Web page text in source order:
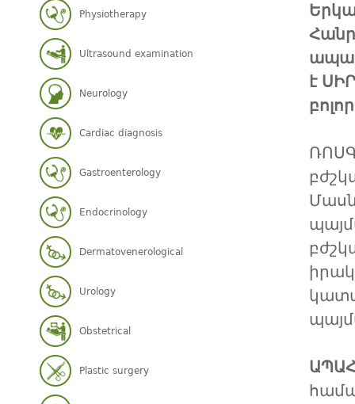
Physiotherapy
Ultrasound examination
Neurology
Cardiac diagnosis
Gastroenterology
Endocrinology
Dermatovenerological
Urology
Obstetrical
Plastic surgery
է